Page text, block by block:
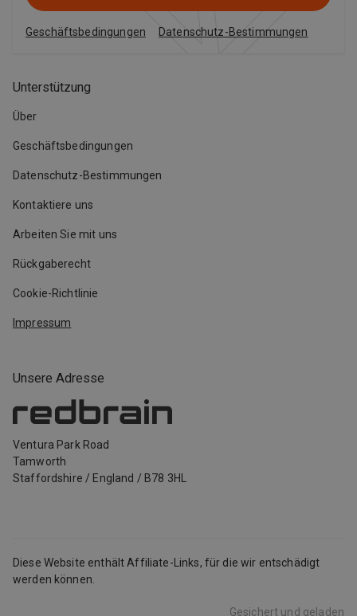
Unsere Adresse
Ventura Park Road
Tamworth
Staffordshire / England / B78 3HL
Unterstützung
Über
Geschäftsbedingungen
Datenschutz-Bestimmungen
Kontaktiere uns
Arbeiten Sie mit uns
Rückgaberecht
Cookie-Richtlinie
Impressum
Geschäftsbedingungen Datenschutz-Bestimmungen
Diese Website enthält Affiliate-Links, für die wir entschädigt
werden können.
Gesichert und geladen